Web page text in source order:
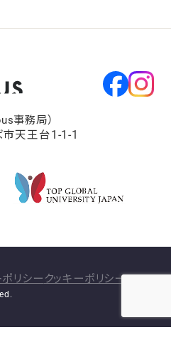
事務局）
天王台1-1-1
ポリシー クッキーポリシー